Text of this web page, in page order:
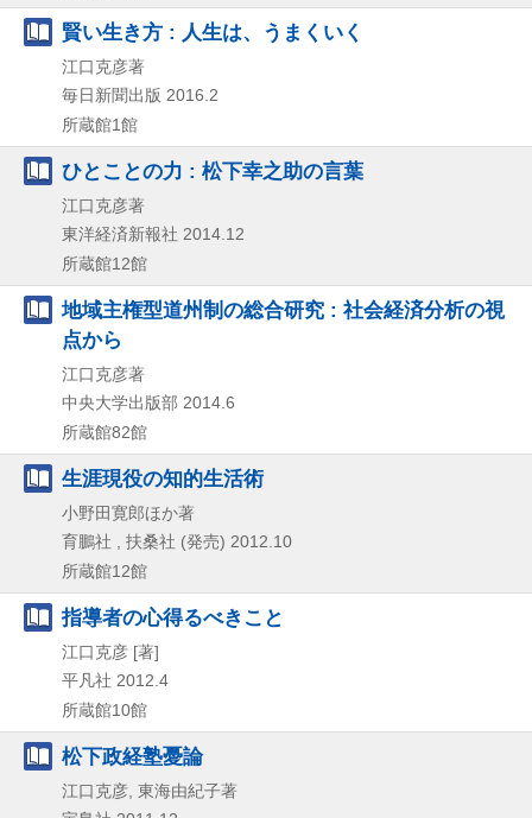
賢い生き方 : 人生は、うまくいく
江口克彦著
毎日新聞出版 2016.2
所蔵館1館
ひとことの力 : 松下幸之助の言葉
江口克彦著
東洋経済新報社 2014.12
所蔵館12館
地域主権型道州制の総合研究 : 社会経済分析の視
点から
江口克彦著
中央大学出版部 2014.6
所蔵館82館
生涯現役の知的生活術
小野田寛郎ほか著
育鵬社 , 扶桑社 (発売) 2012.10
所蔵館12館
指導者の心得るべきこと
江口克彦 [著]
平凡社 2012.4
所蔵館10館
松下政経塾憂論
江口克彦, 東海由紀子著